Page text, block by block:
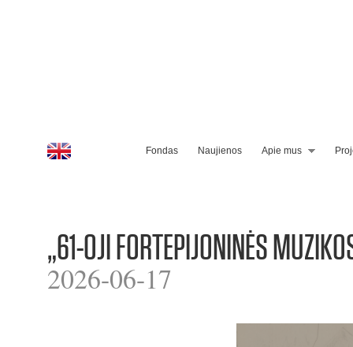
Fondas Naujienos Apie mus
„61-OJI FORTEPIJONINĖS
2026-06-17